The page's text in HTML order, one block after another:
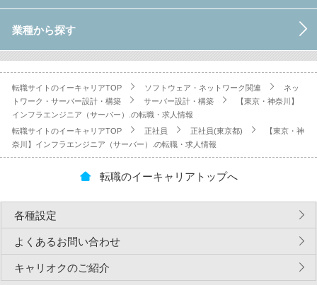
業種から探す
転職サイトのイーキャリアTOP ソフトウェア・ネットワーク関連
ネッ
トワーク・サーバー設計・構築
サーバー設計・構築
【東京・神奈川】
インフラエンジニア（サーバー）.の転職・求人情報
転職サイトのイーキャリアTOP
正社員 正社員(東京都)
【東京・神
奈川】インフラエンジニア（サーバー）.の転職・求人情報
転職のイーキャリアトップへ
各種設定
よくあるお問い合わせ
キャリオクのご紹介